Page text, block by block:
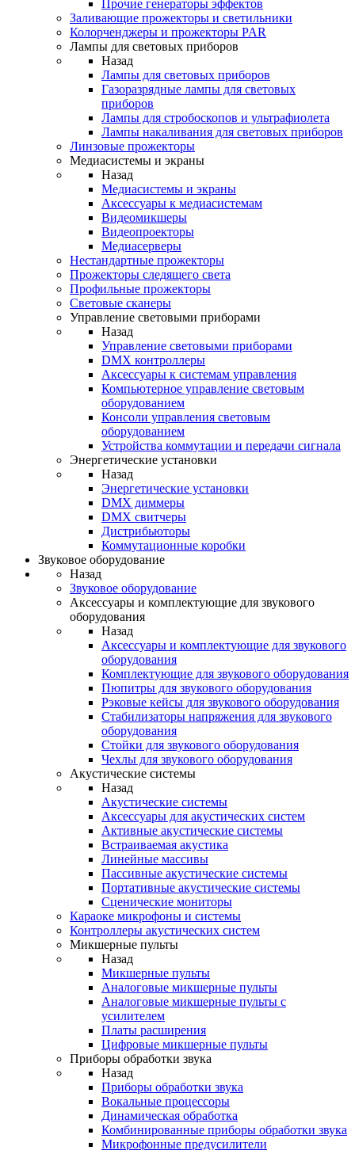
Прочие генераторы эффектов
Заливающие прожекторы и светильники
Колорченджеры и прожекторы PAR
Лампы для световых приборов
Назад
Лампы для световых приборов
Газоразрядные лампы для световых
приборов
Лампы для стробоскопов и ультрафиолета
Лампы накаливания для световых приборов
Линзовые прожекторы
Медиасистемы и экраны
Назад
Медиасистемы и экраны
Аксессуары к медиасистемам
Видеомикшеры
Видеопроекторы
Медиасерверы
Нестандартные прожекторы
Прожекторы следящего света
Профильные прожекторы
Световые сканеры
Управление световыми приборами
Назад
Управление световыми приборами
DMX контроллеры
Аксессуары к системам управления
Компьютерное управление световым
оборудованием
Консоли управления световым
оборудованием
Устройства коммутации и передачи сигнала
Энергетические установки
Назад
Энергетические установки
DMX диммеры
DMX свитчеры
Дистрибьюторы
Коммутационные коробки
Звуковое оборудование
Назад
Звуковое оборудование
Аксессуары и комплектующие для звукового
оборудования
Назад
Аксессуары и комплектующие для звукового
оборудования
Комплектующие для звукового оборудования
Пюпитры для звукового оборудования
Рэковые кейсы для звукового оборудования
Стабилизаторы напряжения для звукового
оборудования
Стойки для звукового оборудования
Чехлы для звукового оборудования
Акустические системы
Назад
Акустические системы
Аксессуары для акустических систем
Активные акустические системы
Встраиваемая акустика
Линейные массивы
Пассивные акустические системы
Портативные акустические системы
Сценические мониторы
Караоке микрофоны и системы
Контроллеры акустических систем
Микшерные пульты
Назад
Микшерные пульты
Аналоговые микшерные пульты
Аналоговые микшерные пульты с
усилителем
Платы расширения
Цифровые микшерные пульты
Приборы обработки звука
Назад
Приборы обработки звука
Вокальные процессоры
Динамическая обработка
Комбинированные приборы обработки звука
Микрофонные предусилители